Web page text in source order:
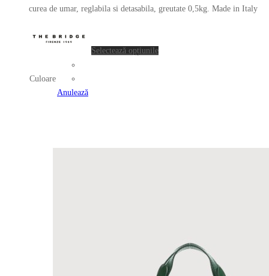
alese
produsului.
fost:
879.00 lei.
curea de umar, reglabila si detasabila, greutate 0,5kg. Made in Italy
Selectează opțiunile
are
Culoare
Anulează